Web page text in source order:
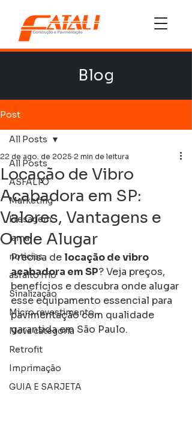
Blog
Post
All Posts
ASFALTO
Marketing
Fresagem
lama
noticias
asfalto frio
Sinalização
Micro revestimento
Nova categoria
Retrofit
Imprimação
GUIA E SARJETA
All Posts
Locação de Vibro
Acabadora em SP:
Valores, Vantagens e
Onde Alugar
22 de ago. de 2025 2 min de leitura
Precisa de locação de vibro
acabadora em SP? Veja preços,
benefícios e descubra onde alugar
esse equipamento essencial para
pavimentação com qualidade
garantida em São Paulo.